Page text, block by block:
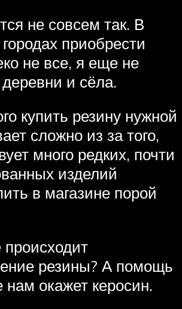
не совсем так. В
приобрести
не все, я еще не
и сёла.
купить резину нужной
сложно из за того,
много редких, почти
изделий
в магазине порой
происходит
резины? А помощь
нам окажет керосин.